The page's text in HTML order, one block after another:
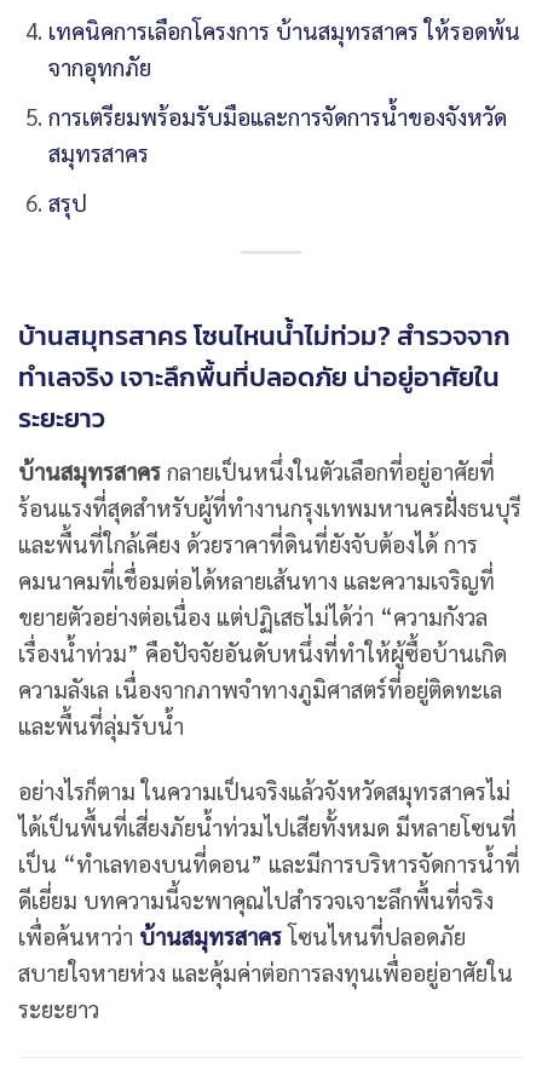
เทคนิคการเลือกโครงการ บ้านสมุทรสาคร ให้รอดพ้น
จากอุทกภัย
การเตรียมพร้อมรับมือและการจัดการน้ำของจังหวัด
สมุทรสาคร
สรุป
บ้านสมุทรสาคร โซนไหนน้ำไม่ท่วม? สำรวจจาก
ทำเลจริง เจาะลึกพื้นที่ปลอดภัย น่าอยู่อาศัยใน
ระยะยาว
บ้านสมุทรสาคร กลายเป็นหนึ่งในตัวเลือกที่อยู่อาศัยที่
ร้อนแรงที่สุดสำหรับผู้ที่ทำงานกรุงเทพมหานครฝั่งธนบุรี
และพื้นที่ใกล้เคียง ด้วยราคาที่ดินที่ยังจับต้องได้ การ
คมนาคมที่เชื่อมต่อได้หลายเส้นทาง และความเจริญที่
ขยายตัวอย่างต่อเนื่อง แต่ปฏิเสธไม่ได้ว่า “ความกังวล
เรื่องน้ำท่วม” คือปัจจัยอันดับหนึ่งที่ทำให้ผู้ซื้อบ้านเกิด
ความลังเล เนื่องจากภาพจำทางภูมิศาสตร์ที่อยู่ติดทะเล
และพื้นที่ลุ่มรับน้ำ
อย่างไรก็ตาม ในความเป็นจริงแล้วจังหวัดสมุทรสาครไม่
ได้เป็นพื้นที่เสี่ยงภัยน้ำท่วมไปเสียทั้งหมด มีหลายโซนที่
เป็น “ทำเลทองบนที่ดอน” และมีการบริหารจัดการน้ำที่
ดีเยี่ยม บทความนี้จะพาคุณไปสำรวจเจาะลึกพื้นที่จริง
เพื่อค้นหาว่า บ้านสมุทรสาคร โซนไหนที่ปลอดภัย
สบายใจหายห่วง และคุ้มค่าต่อการลงทุนเพื่ออยู่อาศัยใน
ระยะยาว